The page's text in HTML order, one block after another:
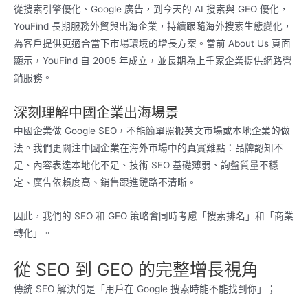
從搜索引擎優化、Google 廣告，到今天的 AI 搜索與 GEO 優化，
YouFind 長期服務外貿與出海企業，持續跟隨海外搜索生態變化，
為客戶提供更適合當下市場環境的增長方案。當前 About Us 頁面
顯示，YouFind 自 2005 年成立，並長期為上千家企業提供網路營
銷服務。
深刻理解中國企業出海場景
中國企業做 Google SEO，不能簡單照搬英文市場或本地企業的做
法。我們更關注中國企業在海外市場中的真實難點：品牌認知不
足、內容表達本地化不足、技術 SEO 基礎薄弱、詢盤質量不穩
定、廣告依賴度高、銷售跟進鏈路不清晰。
因此，我們的 SEO 和 GEO 策略會同時考慮「搜索排名」和「商業
轉化」。
從 SEO 到 GEO 的完整增長視角
傳統 SEO 解決的是「用戶在 Google 搜索時能不能找到你」；